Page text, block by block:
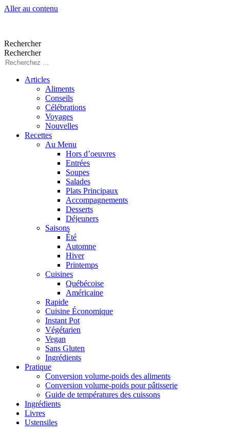
Aller au contenu
Rechercher
Rechercher
Articles
Aliments
Conseils
Célébrations
Voyages
Nouvelles
Recettes
Au Menu
Hors d’oeuvres
Entrées
Soupes
Salades
Plats Principaux
Accompagnements
Desserts
Déjeuners
Saisons
Été
Automne
Hiver
Printemps
Cuisines
Québécoise
Américaine
Rapide
Cuisine Économique
Instant Pot
Végétarien
Vegan
Sans Gluten
Ingrédients
Pratique
Conversion volume-poids des aliments
Conversion volume-poids pour pâtisserie
Guide de températures des cuissons
Ingrédients
Livres
Ustensiles